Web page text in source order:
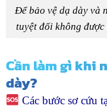
Để bảo vệ dạ dày và
tuyệt đối không
Cần làm gì khi
dày?
Các bước sơ cứu